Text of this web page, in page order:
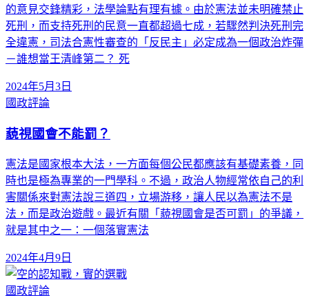
的意見交鋒精彩，法學論點有理有據。由於憲法並未明確禁止
死刑，而支持死刑的民意一直都超過七成，若驟然判決死刑完
全違憲，司法合憲性審查的「反民主」必定成為一個政治炸彈
－誰想當王清峰第二？ 死
2024年5月3日
國政評論
藐視國會不能罰？
憲法是國家根本大法，一方面每個公民都應該有基礎素養，同
時也是極為專業的一門學科。不過，政治人物經常依自己的利
害關係來對憲法說三道四，立場游移，讓人民以為憲法不是
法，而是政治遊戲。最近有關「藐視國會是否可罰」的爭議，
就是其中之一：一個落實憲法
2024年4月9日
國政評論